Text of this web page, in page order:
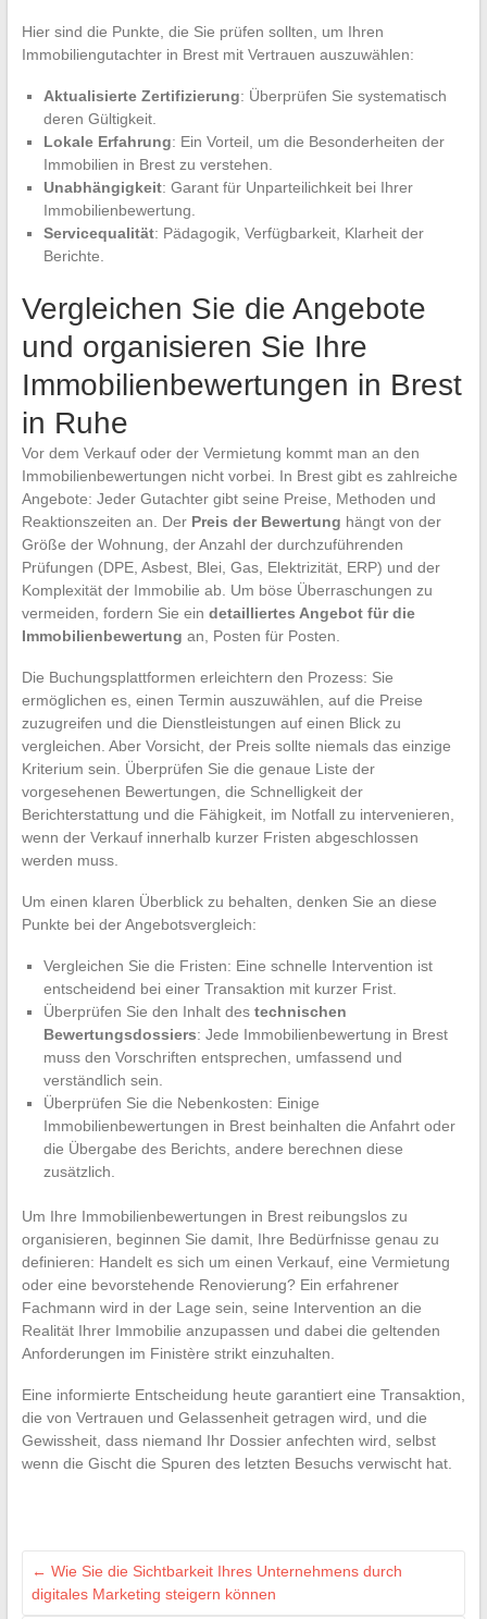
Hier sind die Punkte, die Sie prüfen sollten, um Ihren
Immobiliengutachter in Brest mit Vertrauen auszuwählen:
Aktualisierte Zertifizierung: Überprüfen Sie systematisch
deren Gültigkeit.
Lokale Erfahrung: Ein Vorteil, um die Besonderheiten der
Immobilien in Brest zu verstehen.
Unabhängigkeit: Garant für Unparteilichkeit bei Ihrer
Immobilienbewertung.
Servicequalität: Pädagogik, Verfügbarkeit, Klarheit der
Berichte.
Vergleichen Sie die Angebote
und organisieren Sie Ihre
Immobilienbewertungen in Brest
in Ruhe
Vor dem Verkauf oder der Vermietung kommt man an den
Immobilienbewertungen nicht vorbei. In Brest gibt es zahlreiche
Angebote: Jeder Gutachter gibt seine Preise, Methoden und
Reaktionszeiten an. Der Preis der Bewertung hängt von der
Größe der Wohnung, der Anzahl der durchzuführenden
Prüfungen (DPE, Asbest, Blei, Gas, Elektrizität, ERP) und der
Komplexität der Immobilie ab. Um böse Überraschungen zu
vermeiden, fordern Sie ein detailliertes Angebot für die
Immobilienbewertung an, Posten für Posten.
Die Buchungsplattformen erleichtern den Prozess: Sie
ermöglichen es, einen Termin auszuwählen, auf die Preise
zuzugreifen und die Dienstleistungen auf einen Blick zu
vergleichen. Aber Vorsicht, der Preis sollte niemals das einzige
Kriterium sein. Überprüfen Sie die genaue Liste der
vorgesehenen Bewertungen, die Schnelligkeit der
Berichterstattung und die Fähigkeit, im Notfall zu intervenieren,
wenn der Verkauf innerhalb kurzer Fristen abgeschlossen
werden muss.
Um einen klaren Überblick zu behalten, denken Sie an diese
Punkte bei der Angebotsvergleich:
Vergleichen Sie die Fristen: Eine schnelle Intervention ist
entscheidend bei einer Transaktion mit kurzer Frist.
Überprüfen Sie den Inhalt des technischen
Bewertungsdossiers: Jede Immobilienbewertung in Brest
muss den Vorschriften entsprechen, umfassend und
verständlich sein.
Überprüfen Sie die Nebenkosten: Einige
Immobilienbewertungen in Brest beinhalten die Anfahrt oder
die Übergabe des Berichts, andere berechnen diese
zusätzlich.
Um Ihre Immobilienbewertungen in Brest reibungslos zu
organisieren, beginnen Sie damit, Ihre Bedürfnisse genau zu
definieren: Handelt es sich um einen Verkauf, eine Vermietung
oder eine bevorstehende Renovierung? Ein erfahrener
Fachmann wird in der Lage sein, seine Intervention an die
Realität Ihrer Immobilie anzupassen und dabei die geltenden
Anforderungen im Finistère strikt einzuhalten.
Eine informierte Entscheidung heute garantiert eine Transaktion,
die von Vertrauen und Gelassenheit getragen wird, und die
Gewissheit, dass niemand Ihr Dossier anfechten wird, selbst
wenn die Gischt die Spuren des letzten Besuchs verwischt hat.
← Wie Sie die Sichtbarkeit Ihres Unternehmens durch
digitales Marketing steigern können